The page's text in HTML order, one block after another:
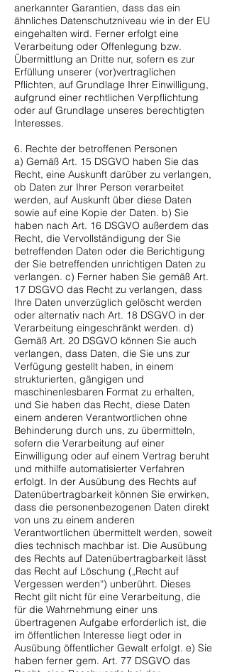
anerkannter Garantien, dass das ein
ähnliches Datenschutzniveau wie in der EU
eingehalten wird. Ferner erfolgt eine
Verarbeitung oder Offenlegung bzw.
Übermittlung an Dritte nur, sofern es zur
Erfüllung unserer (vor)vertraglichen
Pflichten, auf Grundlage Ihrer Einwilligung,
aufgrund einer rechtlichen Verpflichtung
oder auf Grundlage unseres berechtigten
Interesses.
6. Rechte der betroffenen Personen
a) Gemäß Art. 15 DSGVO haben Sie das
Recht, eine Auskunft darüber zu verlangen,
ob Daten zur Ihrer Person verarbeitet
werden, auf Auskunft über diese Daten
sowie auf eine Kopie der Daten. b) Sie
haben nach Art. 16 DSGVO außerdem das
Recht, die Vervollständigung der Sie
betreffenden Daten oder die Berichtigung
der Sie betreffenden unrichtigen Daten zu
verlangen. c) Ferner haben Sie gemäß Art.
17 DSGVO das Recht zu verlangen, dass
Ihre Daten unverzüglich gelöscht werden
oder alternativ nach Art. 18 DSGVO in der
Verarbeitung eingeschränkt werden. d)
Gemäß Art. 20 DSGVO können Sie auch
verlangen, dass Daten, die Sie uns zur
Verfügung gestellt haben, in einem
strukturierten, gängigen und
maschinenlesbaren Format zu erhalten,
und Sie haben das Recht, diese Daten
einem anderen Verantwortlichen ohne
Behinderung durch uns, zu übermitteln,
sofern die Verarbeitung auf einer
Einwilligung oder auf einem Vertrag beruht
und mithilfe automatisierter Verfahren
erfolgt. In der Ausübung des Rechts auf
Datenübertragbarkeit können Sie erwirken,
dass die personenbezogenen Daten direkt
von uns zu einem anderen
Verantwortlichen übermittelt werden, soweit
dies technisch machbar ist. Die Ausübung
des Rechts auf Datenübertragbarkeit lässt
das Recht auf Löschung („Recht auf
Vergessen werden“) unberührt. Dieses
Recht gilt nicht für eine Verarbeitung, die
für die Wahrnehmung einer uns
übertragenen Aufgabe erforderlich ist, die
im öffentlichen Interesse liegt oder in
Ausübung öffentlicher Gewalt erfolgt. e) Sie
haben ferner gem. Art. 77 DSGVO das